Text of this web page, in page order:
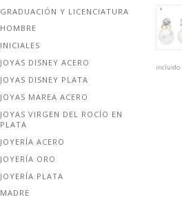
GRADUACIÓN Y LICENCIATURA
HOMBRE
INICIALES
JOYAS DISNEY ACERO
JOYAS DISNEY PLATA
JOYAS MAREA ACERO
JOYAS VIRGEN DEL ROCÍO EN
PLATA
JOYERÍA ACERO
JOYERÍA ORO
JOYERÍA PLATA
MADRE
incluido